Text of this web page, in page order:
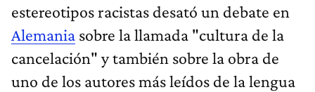
estereotipos racistas desató un debate en
Alemania sobre la llamada "cultura de la
cancelación" y también sobre la obra de
uno de los autores más leídos de la lengua